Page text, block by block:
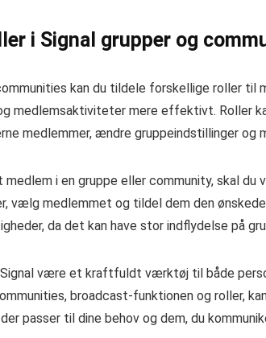
i Signal grupper og
kan du tildele forskellige roller til
medlemsaktiviteter mere effektivt. Roller
medlemmer, ændre gruppeindstillinger og
i en gruppe eller community, skal du
vælg medlemmet og tildel dem den
da det kan have stor indflydelse på
være et kraftfuldt værktøj til både
broadcast-funktionen og roller,
passer til dine behov og dem, du